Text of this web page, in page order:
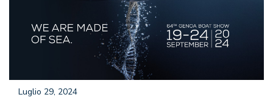
Luglio 29, 2024